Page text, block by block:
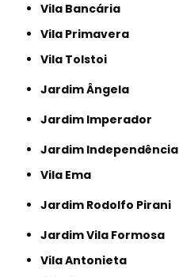
Vila Bancária
Vila Primavera
Vila Tolstoi
Jardim Ângela
Jardim Imperador
Jardim Independência
Vila Ema
Jardim Rodolfo Pirani
Jardim Vila Formosa
Vila Antonieta